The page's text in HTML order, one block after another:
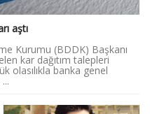
aştı
Kurumu (BDDK) Başkanı
kar dağıtım talepleri
olasılıkla banka genel